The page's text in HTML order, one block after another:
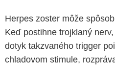
Herpes zoster môže
Keď postihne trojklaný
dotyk takzvaného trigger
chladovom stimule,